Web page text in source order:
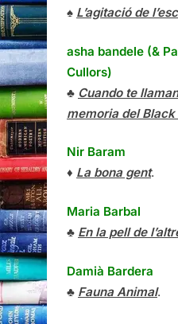
♠ L’agitació de
asha bandele (&
Cullors)
♣ Cuando te
memoria del
Nir Baram
♦ La bona gent.
Maria Barbal
♣ En la pell de
Damià Bardera
♣ Fauna Animal.